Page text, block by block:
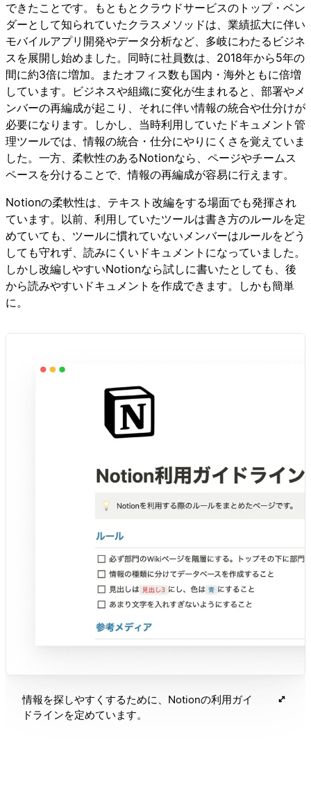
できたことです。もともとクラウドサービスのトップ・ベン
ダーとして知られていたクラスメソッドは、業績拡大に伴い
モバイルアプリ開発やデータ分析など、多岐にわたるビジネ
スを展開し始めました。同時に社員数は、2018年から5年の
間に約3倍に増加。またオフィス数も国内・海外ともに倍増
しています。ビジネスや組織に変化が生まれると、部署やメ
ンバーの再編成が起こり、それに伴い情報の統合や仕分けが
必要になります。しかし、当時利用していたドキュメント管
理ツールでは、情報の統合・仕分にやりにくさを覚えていま
した。一方、柔軟性のあるNotionなら、ページやチームス
ペースを分けることで、情報の再編成が容易に行えます。
Notionの柔軟性は、テキスト改編をする場面でも発揮され
ています。以前、利用していたツールは書き方のルールを定
めていても、ツールに慣れていないメンバーはルールをどう
しても守れず、読みにくいドキュメントになっていました。
しかし改編しやすいNotionなら試しに書いたとしても、後
から読みやすいドキュメントを作成できます。しかも簡単
に。
情報を探しやすくするために、Notionの利用ガイ
ドラインを定めています。